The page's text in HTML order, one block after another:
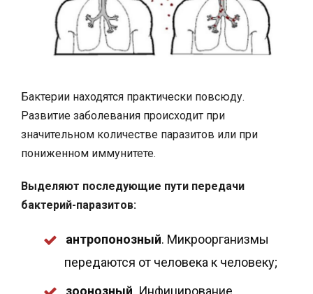
Бактерии находятся практически повсюду.
Развитие заболевания происходит при
значительном количестве паразитов или при
пониженном иммунитете.
Выделяют последующие пути передачи
бактерий-паразитов:
антропонозный. Микроорганизмы
передаются от человека к человеку;
зоонозный. Инфицирование